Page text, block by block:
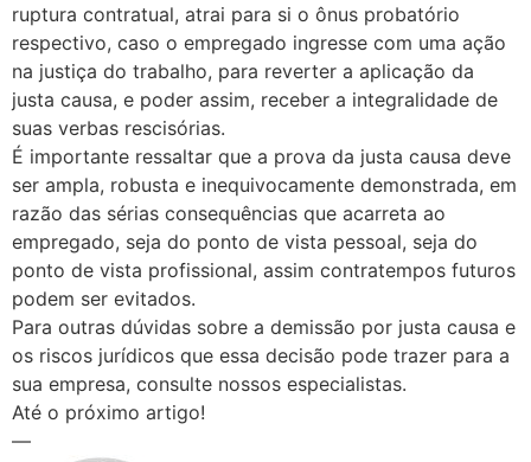
ruptura contratual, atrai para si o ônus probatório
respectivo, caso o empregado ingresse com uma ação
na justiça do trabalho, para reverter a aplicação da
justa causa, e poder assim, receber a integralidade de
suas verbas rescisórias.
É importante ressaltar que a prova da justa causa deve
ser ampla, robusta e inequivocamente demonstrada, em
razão das sérias consequências que acarreta ao
empregado, seja do ponto de vista pessoal, seja do
ponto de vista profissional, assim contratempos futuros
podem ser evitados.
Para outras dúvidas sobre a demissão por justa causa e
os riscos jurídicos que essa decisão pode trazer para a
sua empresa, consulte nossos especialistas.
Até o próximo artigo!
—